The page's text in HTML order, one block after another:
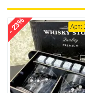
Арт:
- 23%